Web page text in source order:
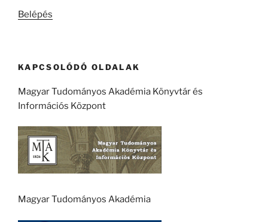
Belépés
KAPCSOLÓDÓ OLDALAK
Magyar Tudományos Akadémia Könyvtár és
Információs Központ
Magyar Tudományos Akadémia